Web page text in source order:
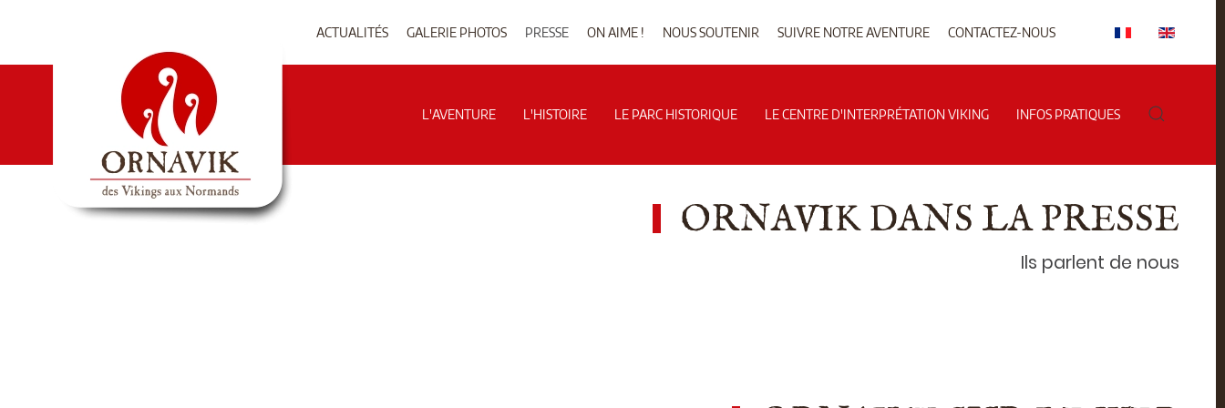
ACTUALITÉS GALERIE PHOTOS PRESSE ON AIME ! NOUS SOUTENIR SUIVRE NOTRE AVENTURE CONTACTEZ-NOUS
L'AVENTURE L'HISTOIRE LE PARC HISTORIQUE LE CENTRE D'INTERPRÉTATION VIKING INFOS PRATIQUES
ORNAVIK DANS LA PRESSE
Ils parlent de nous